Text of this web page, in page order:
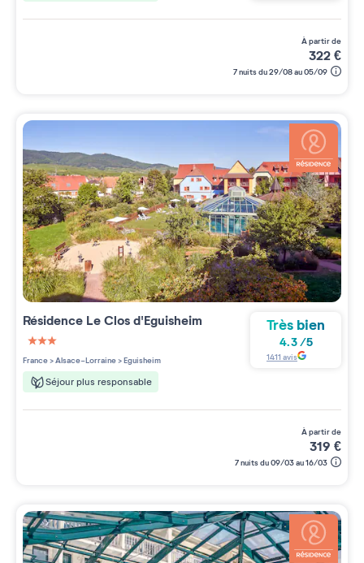
à partir de
322€
7 nuits du 29/08 au 05/09
Résidence Le Clos d'Eguisheim
3 étoiles sur 5
France>Alsace-Lorraine>Eguisheim
Séjour plus responsable
Très bien
4.3/5
1411 avis
à partir de
319 €
7 nuits du 09/03 au 16/03